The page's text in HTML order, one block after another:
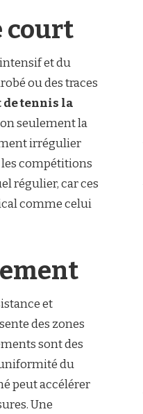
court
et du
ou des traces
tennis la
seulement la
irrégulier
compétitions
régulier, car ces
comme celui
et
des zones
sont des
du
peut accélérer
Une